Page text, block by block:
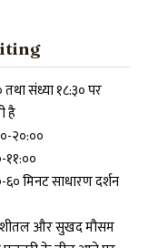
तथा संध्या १८:३० पर
है
२०:००
११:००
६० मिनट साधारण दर्शन
शीतल और सुखद मौसम